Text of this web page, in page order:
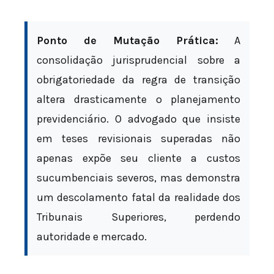
Ponto de Mutação Prática: A
consolidação jurisprudencial sobre a
obrigatoriedade da regra de transição
altera drasticamente o planejamento
previdenciário. O advogado que insiste
em teses revisionais superadas não
apenas expõe seu cliente a custos
sucumbenciais severos, mas demonstra
um descolamento fatal da realidade dos
Tribunais Superiores, perdendo
autoridade e mercado.